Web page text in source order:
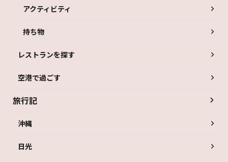
アクティビティ
持ち物
レストランを探す
空港で過ごす
旅行記
沖縄
日光